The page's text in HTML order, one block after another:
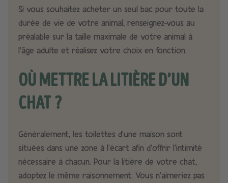
Si vous souhaitez acheter un seul bac pour toute la
durée de vie de votre animal, renseignez-vous au
préalable sur la taille maximale de votre animal à
l’âge adulte et réalisez votre choix en fonction.
OÙ METTRE LA LITIÈRE D’UN
CHAT ?
Généralement, les toilettes d’une maison sont
situées dans une zone à l’écart afin d’offrir l’intimité
nécessaire à chacun. Pour la litière de votre chat,
adoptez le même raisonnement. Vous n’aimeriez pas